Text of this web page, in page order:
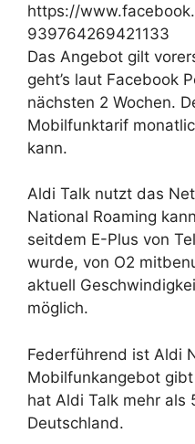
https://
939764269421133
Das Angebot gilt
geht’s laut Facebook
nächsten 2 Wochen.
Mobilfunktarif
kann.
Aldi Talk nutzt das
National Roaming
seitdem E-Plus von
wurde, von O2
aktuell
möglich.
Federführend ist Aldi
Mobilfunkangebot
hat Aldi Talk mehr als
Deutschland.